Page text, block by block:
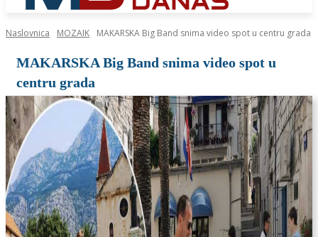
Naslovnica MOZAIK MAKARSKA Big Band snima video spot u centru grada
MAKARSKA Big Band snima video spot u
centru grada